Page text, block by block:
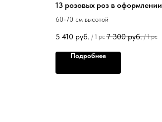
13 розовых роз в оформлении
60-70 см высотой
5 410 руб. / 1 pc 7 300 руб. / 1 pc
Подробнее